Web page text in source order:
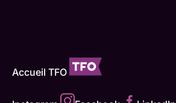
Accueil TFO